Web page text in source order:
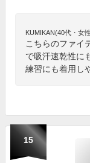
KUMIKAN(40代・女
こちらのファイ
で吸汗速乾性に
練習にも着用し
15